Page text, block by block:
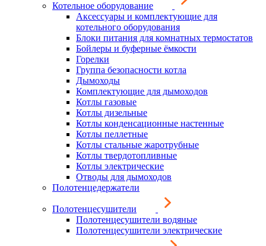
Котельное оборудование
Аксессуары и комплектующие для
котельного оборудования
Блоки питания для комнатных термостатов
Бойлеры и буферные ёмкости
Горелки
Группа безопасности котла
Дымоходы
Комплектующие для дымоходов
Котлы газовые
Котлы дизельные
Котлы конденсационные настенные
Котлы пеллетные
Котлы стальные жаротрубные
Котлы твердотопливные
Котлы электрические
Отводы для дымоходов
Полотенцедержатели
Полотенцесушители
Полотенцесушители водяные
Полотенцесушители электрические